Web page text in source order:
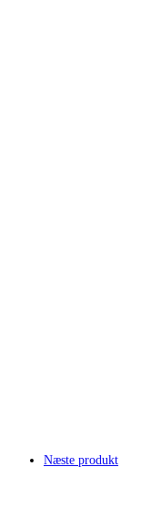
Næste produkt